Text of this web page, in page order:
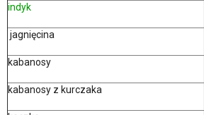
indyk
jagnięcina
kabanosy
kabanosy z kurczaka